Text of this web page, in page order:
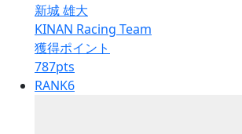
新城 雄大
KINAN Racing Team
獲得ポイント
787pts
RANK6